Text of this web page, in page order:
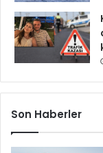
Son Haberler